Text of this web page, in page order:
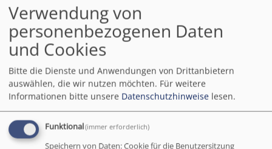
Di, 1.9. 18-20 Uhr
Ehrliches Mitteilen nach Gopal Norbert Klein
Max Gensthaler
Miesbach
BUNTES HAUS, Wohnzimmer
Mi, 2.9. 19:30-21 Uhr
Probe Posaunenchor
Verwendung von
personenbezogenen Daten
und Cookies
Bitte die Dienste und Anwendungen von Drittanbietern
auswählen, die wir nutzen möchten. Für weitere
Informationen bitte unsere Datenschutzhinweise lesen.
Funktional(immer erforderlich)
Speichern von Daten: Cookie für die Benutzersitzung